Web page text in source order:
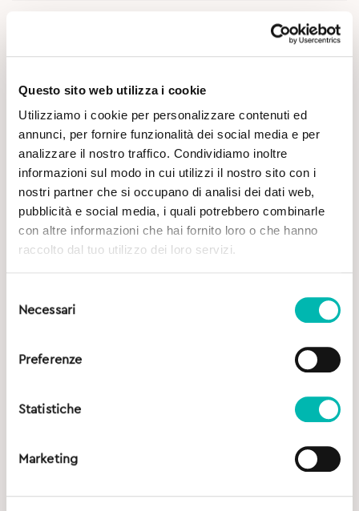
Questo sito web utilizza i cookie
Utilizziamo i cookie per personalizzare contenuti ed
annunci, per fornire funzionalità dei social media e per
analizzare il nostro traffico. Condividiamo inoltre
informazioni sul modo in cui utilizzi il nostro sito con i
nostri partner che si occupano di analisi dei dati web,
pubblicità e social media, i quali potrebbero combinarle
con altre informazioni che hai fornito loro o che hanno
raccolto dal tuo utilizzo dei loro servizi.
delNecessari
Preferenze
Statistiche
Marketing
Potrebbe Interessarti